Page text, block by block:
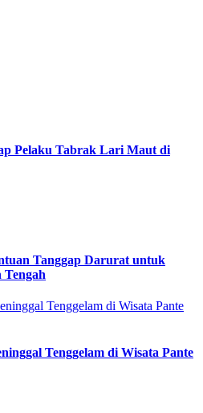
Pelaku Tabrak Lari Maut di
Tanggap Darurat untuk
Tenggelam di Wisata Pante